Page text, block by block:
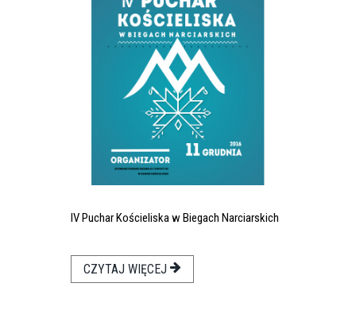
IV Puchar Kościeliska w Biegach Narciarskich
CZYTAJ WIĘCEJ